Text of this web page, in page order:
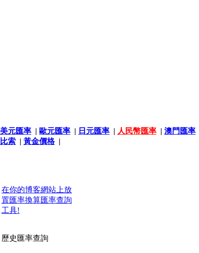
美元匯率 | 歐元匯率 | 日元匯率 | 人民幣匯率 | 澳門匯率
比索 | 黃金價格|
在你的博客網站上放
置匯率換算匯率查詢
工具!
歷史匯率查詢